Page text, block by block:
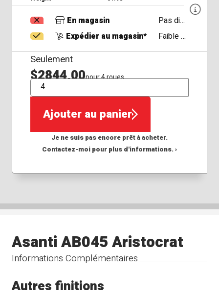
En magasin
Pas disponible
Expédier au magasin*
Faible Disponibilité
Seulement
$2844,00pour 4 roues
QTÉ
Ajouter au panier
Je ne suis pas encore prêt à acheter.
Contactez-moi pour plus d'informations. ›
Informations Complémentaires
Asanti AB045 Aristocrat
Autres finitions